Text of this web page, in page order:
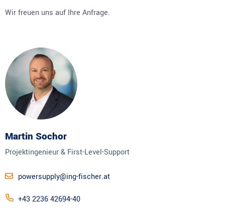
Wir freuen uns auf Ihre Anfrage.
Martin Sochor
Projektingenieur & First-Level-Support
powersupply@ing-fischer.at
+43 2236 42694-40